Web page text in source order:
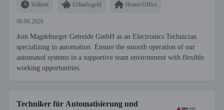
Vollzeit Urlaubsgeld Home-Office
06.08.2026
Join Magdeburger Getreide GmbH as an Electronics Technician
specializing in automation. Ensure the smooth operation of our
automated systems in a supportive team environment with flexible
working opportunities.
Techniker für Automatisierung und